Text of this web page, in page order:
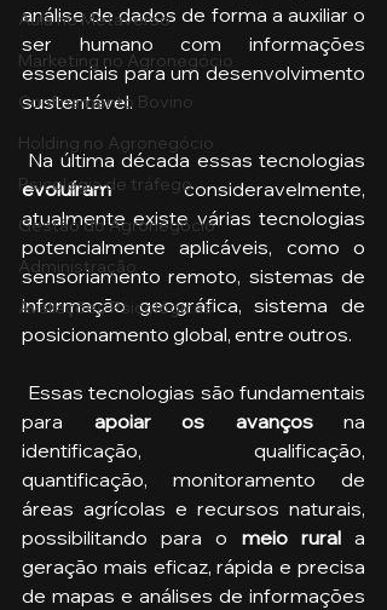
Aula no Metaverso
Marketing no Agronegócio
Confinamento Bovino
Holding no Agronegócio
Psicologia de tráfego
Gestão do Agronegócio
Administração
Avaliações Psicológicas
análise de dados de forma a auxiliar o
ser humano com informações
essenciais para um desenvolvimento
sustentável.
evoluíram consideravelmente,
atualmente existe várias tecnologias
potencialmente aplicáveis, como o
sensoriamento remoto, sistemas de
informação geográfica, sistema de
posicionamento global, entre outros.
para apoiar os avanços na
identificação, qualificação,
quantificação, monitoramento de
áreas agrícolas e recursos naturais,
possibilitando para o meio rural a
geração mais eficaz, rápida e precisa
de mapas e análises de informações